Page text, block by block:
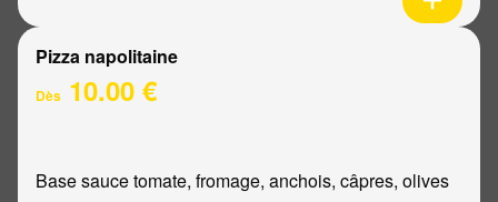
Pizza napolitaine
Dès 10.00 €
Base sauce tomate, fromage, anchois, câpres, olives